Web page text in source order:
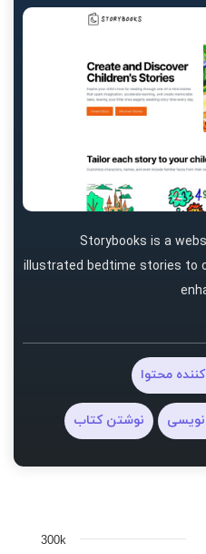
Storybooks is a
illustrated bedtime stories to
محتوا
نوشتن کتاب
300k